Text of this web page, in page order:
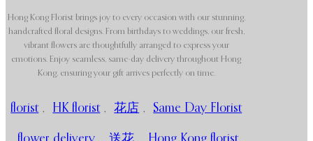
Hong Kong Florist brings joy to every occasion with our stunning,
handcrafted floral designs. From birthdays to weddings, our fresh,
vibrant flowers are thoughtfully arranged to express your
emotions. Enjoy seamless, same-day delivery throughout Hong
Kong, ensuring your gift arrives perfectly on time.
florist , HK florist , 花店 , Same Day Florist